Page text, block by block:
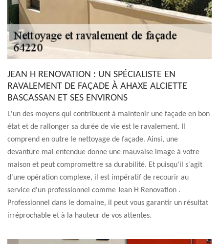
JEAN H RENOVATION : UN SPÉCIALISTE EN
RAVALEMENT DE FAÇADE À AHAXE ALCIETTE
BASCASSAN ET SES ENVIRONS
L'un des moyens qui contribuent à maintenir une façade en bon
état et de rallonger sa durée de vie est le ravalement. Il
comprend en outre le nettoyage de façade. Ainsi, une
devanture mal entendue donne une mauvaise image à votre
maison et peut compromettre sa durabilité. Et puisqu'il s'agit
d'une opération complexe, il est impératif de recourir au
service d'un professionnel comme Jean H Renovation .
Professionnel dans le domaine, il peut vous garantir un résultat
irréprochable et à la hauteur de vos attentes.